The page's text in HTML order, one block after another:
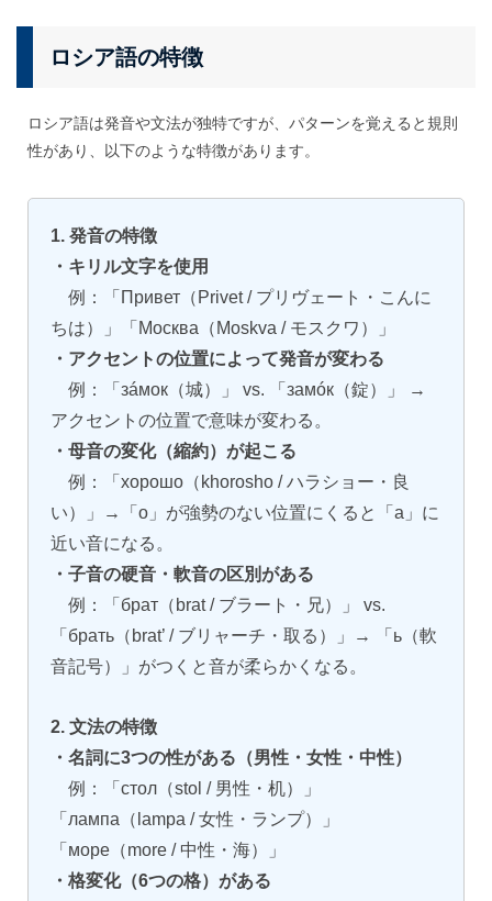
ロシア語の特徴
ロシア語は発音や文法が独特ですが、パターンを覚えると規則
性があり、以下のような特徴があります。
1. 発音の特徴
・キリル文字を使用
例：「Привет（Privet / プリヴェート・こんに
ちは）」「Москва（Moskva / モスクワ）」
・アクセントの位置によって発音が変わる
例：「зáмок（城）」 vs. 「замóк（錠）」 →
アクセントの位置で意味が変わる。
・母音の変化（縮約）が起こる
例：「хорошо（khorosho / ハラショー・良
い）」→「o」が強勢のない位置にくると「a」に
近い音になる。
・子音の硬音・軟音の区別がある
例：「брат（brat / ブラート・兄）」 vs.
「брать（brat’ / ブリャーチ・取る）」→ 「ь（軟
音記号）」がつくと音が柔らかくなる。
2. 文法の特徴
・名詞に3つの性がある（男性・女性・中性）
例：「стол（stol / 男性・机）」
「лампа（lampa / 女性・ランプ）」
「море（more / 中性・海）」
・格変化（6つの格）がある